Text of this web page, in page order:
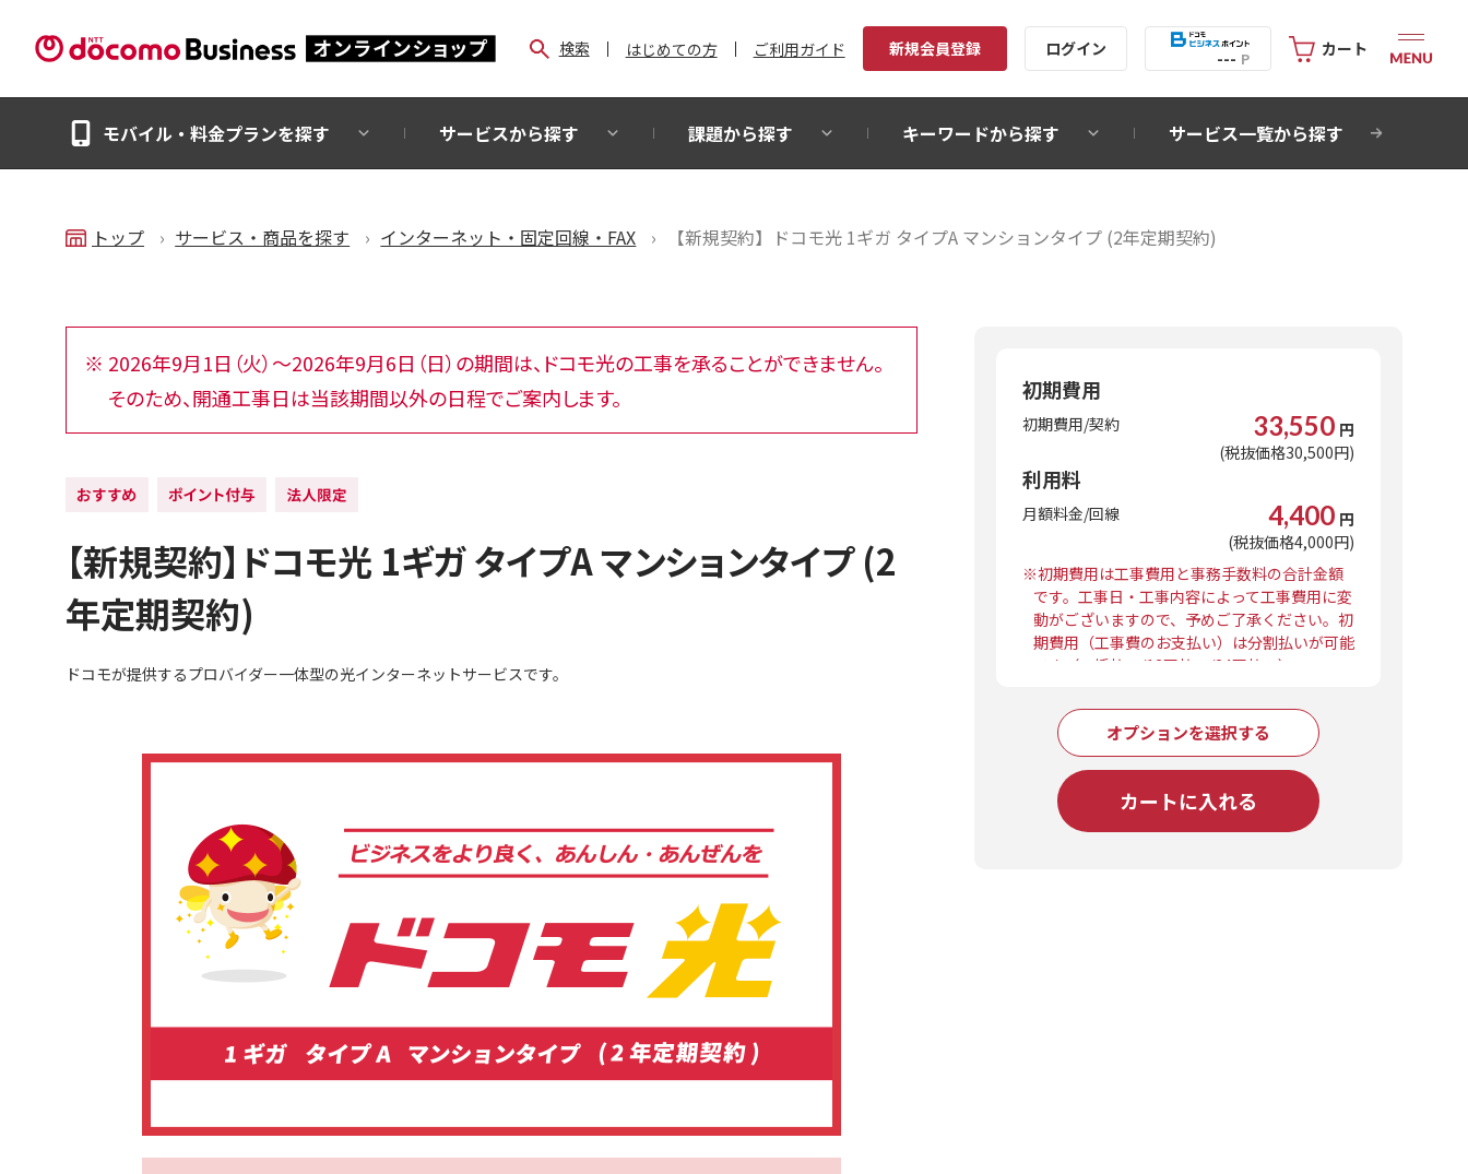
検索 はじめての方 ご利用ガイド 新規会員登録 ログイン --- P カート
モバイル・料金プランを探す サービスから探す 課題から探す キーワードから探す サービス一覧から探す
トップ サービス・商品を探す インターネット・固定回線・FAX 【新規契約】ドコモ光 1ギガ タイプA マンションタイプ (2年定期契約)
2026年9月1日（火）～2026年9月6日（日）の期間は、ドコモ光の工事を承ることができません。
そのため、開通工事日は当該期間以外の日程でご案内します。
【新規契約】ドコモ光 1ギガ タイプA マンションタイプ (2
年定期契約)
ドコモが提供するプロバイダー一体型の光インターネットサービスです。
初期費用
初期費用/契約 33,550 円
(税抜価格30,500円)
利用料
月額料金/回線 4,400 円
(税抜価格4,000円)
※初期費用は工事費用と事務手数料の合計金額
です。工事日・工事内容によって工事費用に変
動がございますので、予めご了承ください。初
期費用（工事費のお支払い）は分割払いが可能
です（一括払い/12回払い/24回払い）。
オプションを選択する